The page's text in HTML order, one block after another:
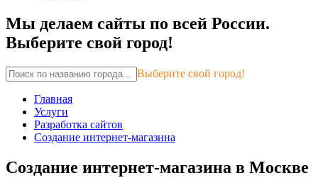
Мы делаем сайты по всей России.
Выберите свой город!
Выберите свой город!
Главная
Услуги
Разработка сайтов
Создание интернет-магазина
Создание интернет-магазина в Москве